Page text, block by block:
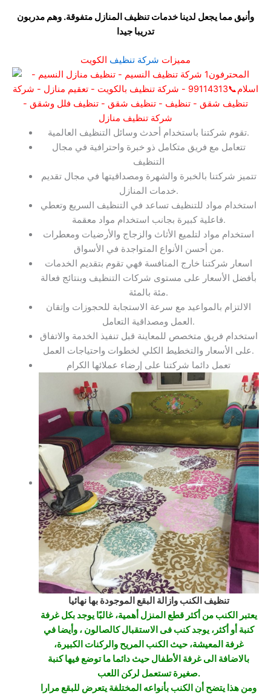
وأنيق مما يجعل لدينا خدمات تنظيف المنازل متفوقة. وهم مدربون
تدريبا جيدا
مميزات شركة تنظيف الكويت
تقوم شركتنا باستخدام أحدث وسائل التنظيف العالمية.
تتعامل مع فريق متكامل ذو خبرة واحترافية في مجال
التنظيف
تتميز شركتنا بالخبرة والشهرة ومصداقيتها في مجال تقديم
خدمات المنازل.
استخدام مواد للتنظيف تساعد في التنظيف السريع وتعطي
فاعلية كبيرة بجانب استخدام مواد معقمة.
استخدام مواد لتلميع الأثاث والزجاج والأرضيات ومعطرات
من أحسن الأنواع المتواجدة في الأسواق.
اسعار شركتنا خارج المنافسة فهي تقوم بتقديم الخدمات
بأفضل الأسعار على مستوى شركات التنظيف وبنتائج فعالة
مئة بالمئة.
الالتزام بالمواعيد مع سرعة الاستجابة للحجوزات وإتقان
العمل ومصداقية التعامل.
استخدام فريق متخصص للمعاينة قبل تنفيذ الخدمة والاتفاق
على الأسعار والتخطيط الكلي لخطوات واحتياجات العمل.
تعمل دائما شركتنا على إرضاء عملائها الكرام
تنظيف الكنب وازالة البقع الموجودة بها نهائيا
يعتبر الكنب من أكثر قطع المنزل أهمية، غالبًا يوجد بكل غرفة
كنبة أو أكثر، يوجد كنب فى الاستقبال كالصالون ، وأيضا في
غرفة المعيشة، حيث الكنب المريح والركنات الكبيرة،
بالاضافة الى غرفة الأطفال حيث دائما ما توضع فيها كنبة
صغيرة تستعمل لركن اللعب.
ومن هذا يتضح أن الكنب بأنواعه المختلفة يتعرض للبقع مرارا